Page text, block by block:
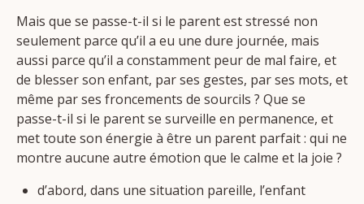
Mais que se passe-t-il si le parent est stressé non
seulement parce qu’il a eu une dure journée, mais
aussi parce qu’il a constamment peur de mal faire, et
de blesser son enfant, par ses gestes, par ses mots, et
même par ses froncements de sourcils ? Que se
passe-t-il si le parent se surveille en permanence, et
met toute son énergie à être un parent parfait : qui ne
montre aucune autre émotion que le calme et la joie ?
d’abord, dans une situation pareille, l’enfant